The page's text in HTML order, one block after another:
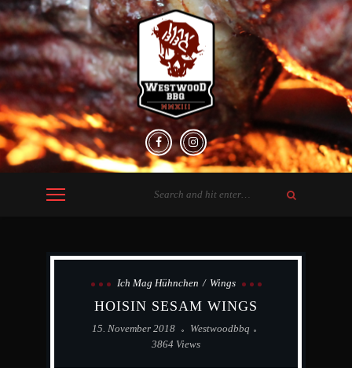
Ich Mag Hühnchen Wings
HOISIN SESAM WINGS
15. November 2018
Westwoodbbq
3864 Views